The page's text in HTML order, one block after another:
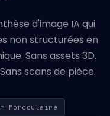
d'image IA qui
non structurées en
Sans assets 3D.
scans de pièce.
Monoculaire